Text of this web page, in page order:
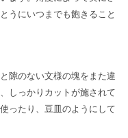
うにいつまでも飽きること
隙のない文様の塊をまた違
しっかりカットが施されて
ったり、豆皿のようにして